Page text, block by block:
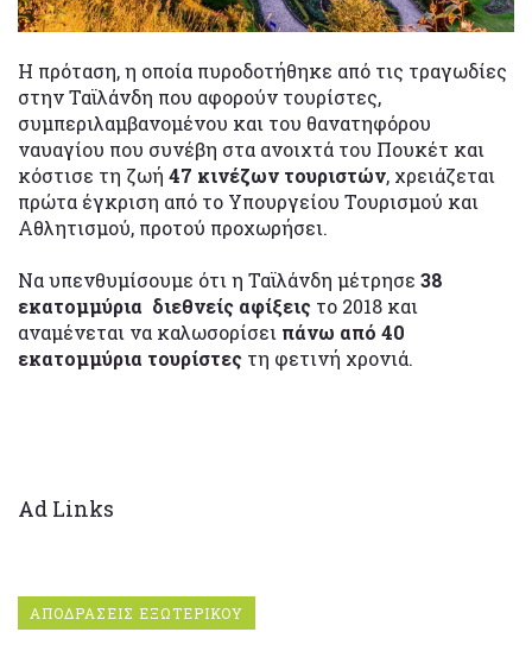
Η πρόταση, η οποία πυροδοτήθηκε από τις τραγωδίες
στην Ταϊλάνδη που αφορούν τουρίστες,
συμπεριλαμβανομένου και του θανατηφόρου
ναυαγίου που συνέβη στα ανοιχτά του Πουκέτ και
κόστισε τη ζωή 47 κινέζων τουριστών, χρειάζεται
πρώτα έγκριση από το Υπουργείου Τουρισμού και
Αθλητισμού, προτού προχωρήσει.
Να υπενθυμίσουμε ότι η Ταϊλάνδη μέτρησε 38
εκατομμύρια διεθνείς αφίξεις το 2018 και
αναμένεται να καλωσορίσει πάνω από 40
εκατομμύρια τουρίστες τη φετινή χρονιά.
Ad Links
ΑΠΟΔΡΑΣΕΙΣ ΕΞΩΤΕΡΙΚΟΥ